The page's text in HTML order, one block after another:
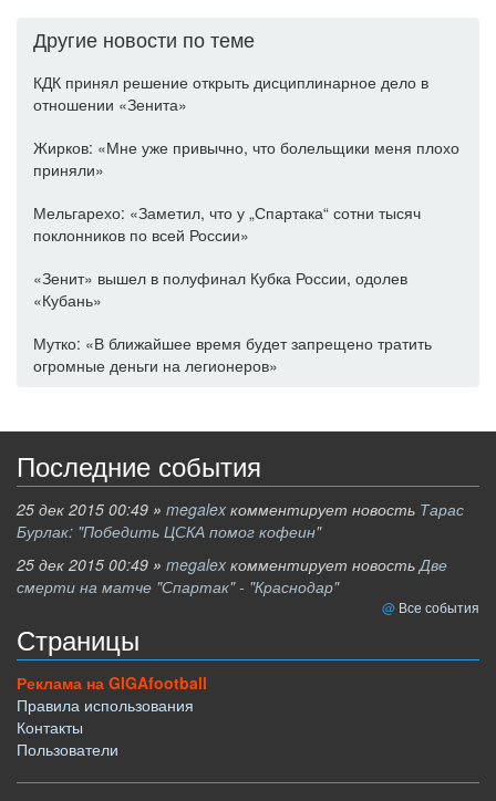
Другие новости по теме
КДК принял решение открыть дисциплинарное дело в
отношении «Зенита»
Жирков: «Мне уже привычно, что болельщики меня плохо
приняли»
Мельгарехо: «Заметил, что у „Спартака“ сотни тысяч
поклонников по всей России»
«Зенит» вышел в полуфинал Кубка России, одолев
«Кубань»
Мутко: «В ближайшее время будет запрещено тратить
огромные деньги на легионеров»
Последние события
25 дек 2015 00:49 » megalex комментирует новость Тарас
Бурлак: "Победить ЦСКА помог кофеин"
25 дек 2015 00:49 » megalex комментирует новость Две
смерти на матче "Спартак" - "Краснодар"
Все события
Страницы
Реклама на GIGAfootball
Правила использования
Контакты
Пользователи